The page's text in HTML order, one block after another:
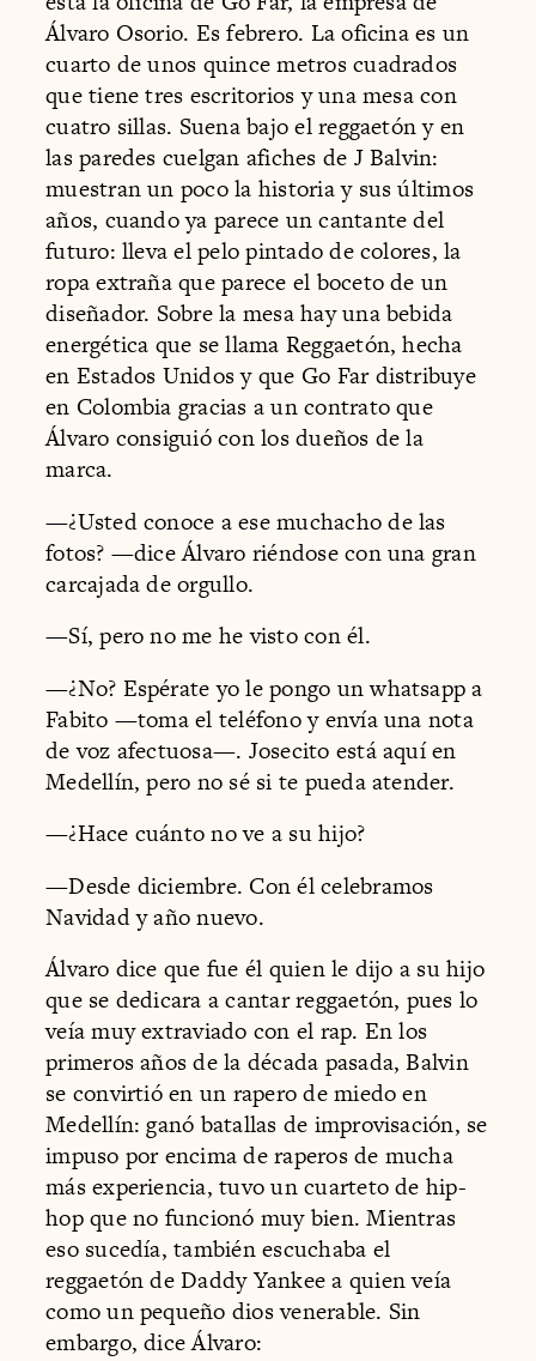
Álvaro Osorio. Es febrero. La oficina es un
cuarto de unos quince metros cuadrados
que tiene tres escritorios y una mesa con
cuatro sillas. Suena bajo el reggaetón y en
las paredes cuelgan afiches de J Balvin:
muestran un poco la historia y sus últimos
años, cuando ya parece un cantante del
futuro: lleva el pelo pintado de colores, la
ropa extraña que parece el boceto de un
diseñador. Sobre la mesa hay una bebida
energética que se llama Reggaetón, hecha
en Estados Unidos y que Go Far distribuye
en Colombia gracias a un contrato que
Álvaro consiguió con los dueños de la
marca.
—¿Usted conoce a ese muchacho de las
fotos? —dice Álvaro riéndose con una gran
carcajada de orgullo.
—Sí, pero no me he visto con él.
—¿No? Espérate yo le pongo un whatsapp a
Fabito —toma el teléfono y envía una nota
de voz afectuosa—. Josecito está aquí en
Medellín, pero no sé si te pueda atender.
—¿Hace cuánto no ve a su hijo?
—Desde diciembre. Con él celebramos
Navidad y año nuevo.
Álvaro dice que fue él quien le dijo a su hijo
que se dedicara a cantar reggaetón, pues lo
veía muy extraviado con el rap. En los
primeros años de la década pasada, Balvin
se convirtió en un rapero de miedo en
Medellín: ganó batallas de improvisación, se
impuso por encima de raperos de mucha
más experiencia, tuvo un cuarteto de hip-
hop que no funcionó muy bien. Mientras
eso sucedía, también escuchaba el
reggaetón de Daddy Yankee a quien veía
como un pequeño dios venerable. Sin
embargo, dice Álvaro: